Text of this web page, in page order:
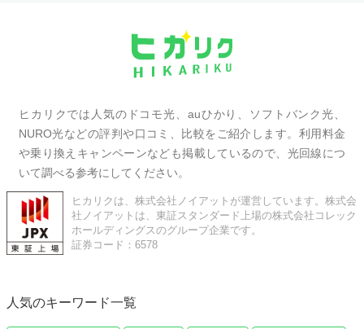
ヒカリクでは人気のドコモ光、auひかり、ソフトバンク光、
NURO光などの評判や口コミ、比較をご紹介します。利用料金
や乗り換えキャンペーンなども掲載しているので、光回線につ
いて調べる参考にしてください。
ヒカリクは、株式会社ノイアットが運営しています。株式会
社ノイアットは、東証スタンダード上場の株式会社コレック
ホールディングスのグループ企業です。
証券コード：6578
人気のキーワード一覧